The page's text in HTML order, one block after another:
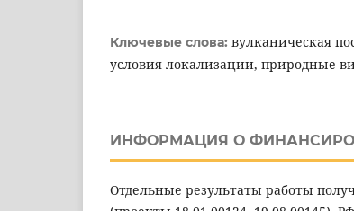
Ключевые слова: вулканическая
условия локализации, природные
ИНФОРМАЦИЯ О
Отдельные результаты работы